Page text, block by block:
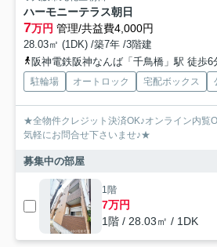
ハーモニーテラス朝日
7万円 管理/共益費4,000円
28.03㎡ (1DK) /築7年 /3階建
阪神電鉄阪神なんば「千鳥橋」駅 徒歩6
駐輪場 オートロック 宅配ボックス
★全物件クレジット決済OK♪オンライン内覧
気軽にお問合せ下さいませ♪★
募集中の部屋
1階
7万円
1階 / 28.03㎡ / 1DK